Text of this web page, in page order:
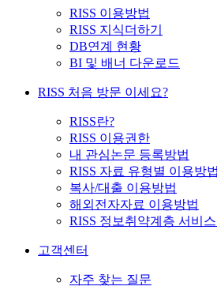
RISS 이용방법
RISS 지식더하기
DB연계 현황
BI 및 배너 다운로드
RISS 처음 방문 이세요?
RISS란?
RISS 이용권한
내 관심논문 등록방법
RISS 자료 유형별 이용방법
복사/대출 이용방법
해외전자자료 이용방법
RISS 정보취약계층 서비
고객센터
자주 찾는 질문